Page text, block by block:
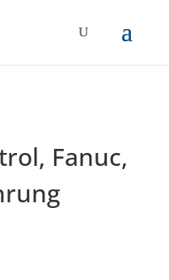
Fanuc,